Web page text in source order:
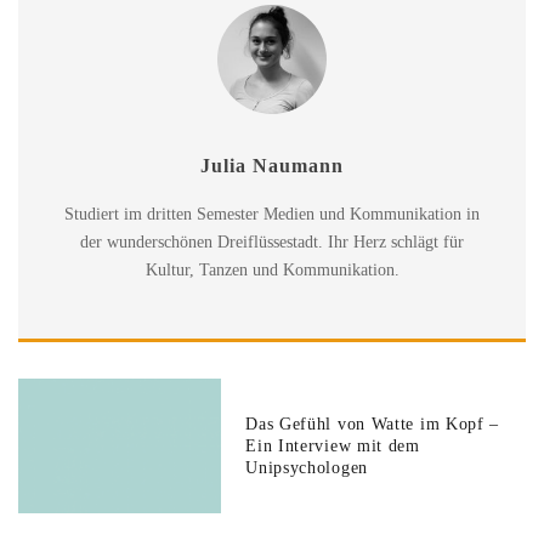
Julia Naumann
Studiert im dritten Semester Medien und Kommunikation in
der wunderschönen Dreiflüssestadt. Ihr Herz schlägt für
Kultur, Tanzen und Kommunikation.
Das Gefühl von Watte im Kopf –
Ein Interview mit dem
Unipsychologen